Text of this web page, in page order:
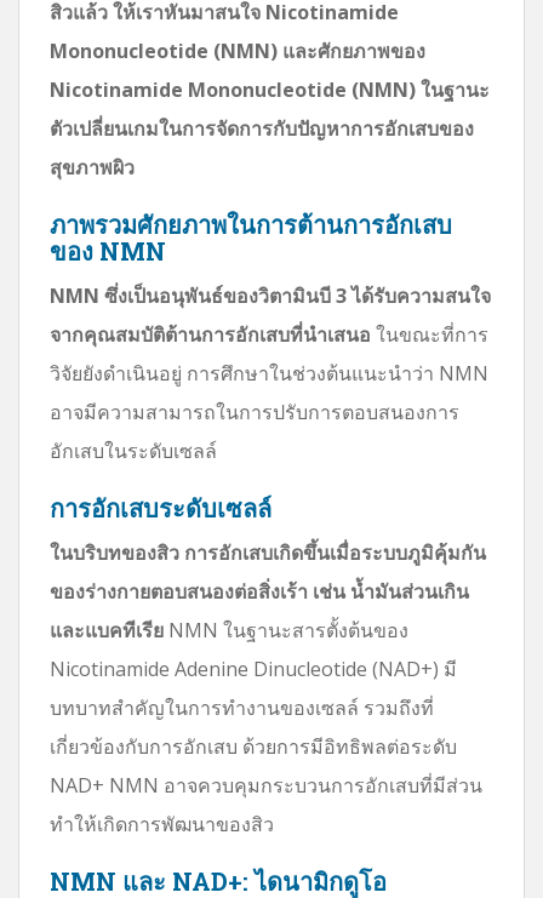
สิวแล้ว ให้เราหันมาสนใจ Nicotinamide
Mononucleotide (NMN) และศักยภาพของ
Nicotinamide Mononucleotide (NMN) ในฐานะ
ตัวเปลี่ยนเกมในการจัดการกับปัญหาการอักเสบของ
สุขภาพผิว
ภาพรวมศักยภาพในการต้านการอักเสบ
ของ NMN
NMN ซึ่งเป็นอนุพันธ์ของวิตามินบี 3 ได้รับความสนใจ
จากคุณสมบัติต้านการอักเสบที่นำเสนอ ในขณะที่การ
วิจัยยังดำเนินอยู่ การศึกษาในช่วงต้นแนะนำว่า NMN
อาจมีความสามารถในการปรับการตอบสนองการ
อักเสบในระดับเซลล์
การอักเสบระดับเซลล์
ในบริบทของสิว การอักเสบเกิดขึ้นเมื่อระบบภูมิคุ้มกัน
ของร่างกายตอบสนองต่อสิ่งเร้า เช่น น้ำมันส่วนเกิน
และแบคทีเรีย NMN ในฐานะสารตั้งต้นของ
Nicotinamide Adenine Dinucleotide (NAD+) มี
บทบาทสำคัญในการทำงานของเซลล์ รวมถึงที่
เกี่ยวข้องกับการอักเสบ ด้วยการมีอิทธิพลต่อระดับ
NAD+ NMN อาจควบคุมกระบวนการอักเสบที่มีส่วน
ทำให้เกิดการพัฒนาของสิว
NMN และ NAD+: ไดนามิกดูโอ